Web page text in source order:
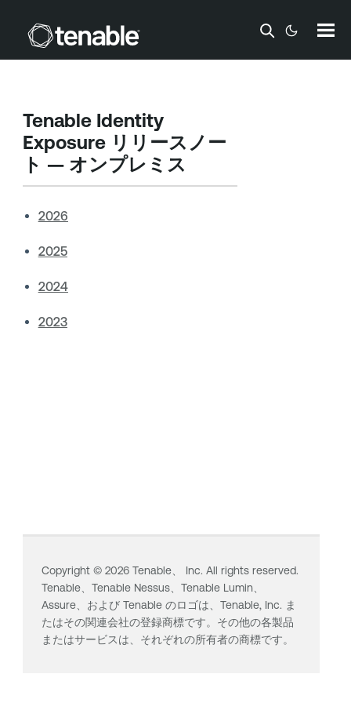
メインコンテンツに移動する
Tenable Identity
Exposureリリースノー
ト — オンプレミス
2026
2025
2024
2023
Copyright © 2026Tenable、 Inc. All rights reserved.
Tenable、 Tenable Nessus、 Tenable Lumin、
Assure、および Tenable のロゴは、Tenable, Inc. ま
たはその関連会社の登録商標です。その他の各製品
またはサービスは、それぞれの所有者の商標です。